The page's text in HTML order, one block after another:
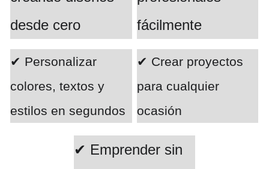
desde cero
fácilmente
✔ Personalizar
colores, textos y
estilos en segundos
✔ Crear proyectos
para cualquier
ocasión
✔ Emprender sin